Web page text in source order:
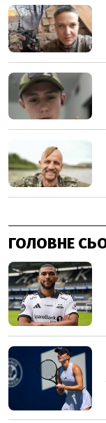
ГОЛОВНЕ